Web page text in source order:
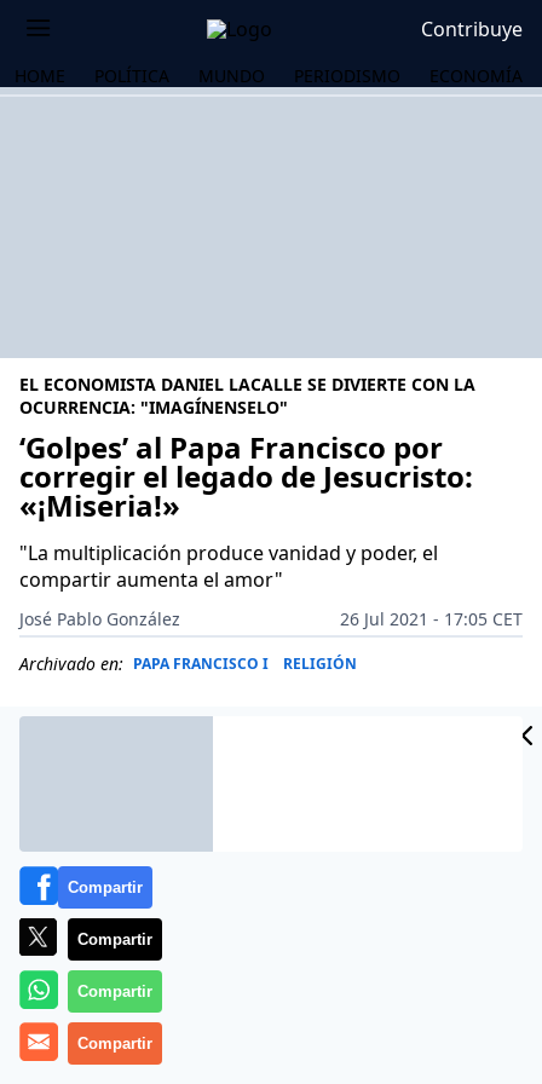
Contribuye
HOME POLÍTICA MUNDO PERIODISMO ECONOMÍA
EL ECONOMISTA DANIEL LACALLE SE DIVIERTE CON LA
OCURRENCIA: "IMAGÍNENSELO"
‘Golpes’ al Papa Francisco por
corregir el legado de Jesucristo:
«¡Miseria!»
"La multiplicación produce vanidad y poder, el
compartir aumenta el amor"
José Pablo González
26 Jul 2021 - 17:05 CET
Archivado en: PAPA FRANCISCO I RELIGIÓN
Más información
Compartir
Compartir
Compartir
Compartir